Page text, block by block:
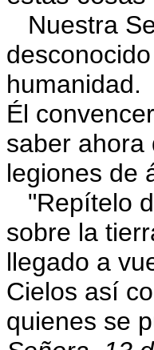
Nuestra
humanidad.
Él
saber ahora
legiones de
"Repítelo
sobre la
llegado a
Cielos así
quienes se